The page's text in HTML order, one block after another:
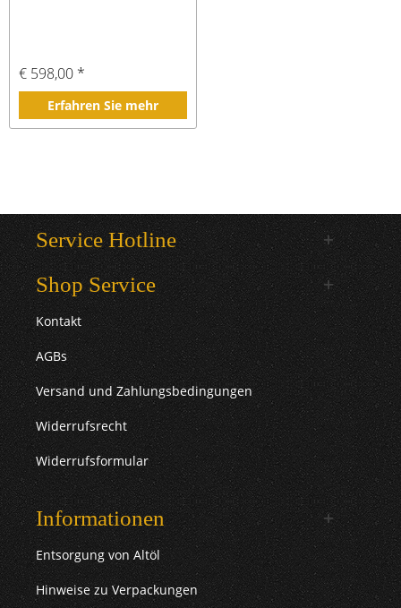
€ 598,00 *
Erfahren Sie mehr
Service Hotline
Shop Service
Kontakt
AGBs
Versand und Zahlungsbedingungen
Widerrufsrecht
Widerrufsformular
Informationen
Entsorgung von Altöl
Hinweise zu Verpackungen